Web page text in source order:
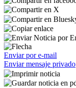
Enviar por e-mail
Enviar mensaje privado